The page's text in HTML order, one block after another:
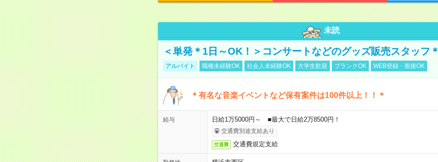
未読
＜単発＊1日～OK！＞コンサートなどのグッズ販売スタッフ＊
アルバイト 職種未経験OK 社会人未経験OK 大学生歓迎 ブランクOK WEB登録・面接OK
＊有名な音楽イベントなど保有案件は100件以上！！＊
給与 日給1万5000円～ ■最大で日給2万8500円！
交通費別途支給あり
交通費 交通費規定支給